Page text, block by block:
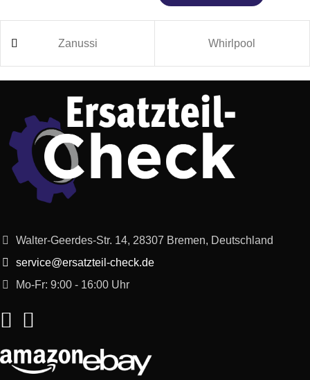
Zanussi Whirlpool
Walter-Geerdes-Str. 14, 28307 Bremen, Deutschland
service@ersatzteil-check.de
Mo-Fr: 9:00 - 16:00 Uhr